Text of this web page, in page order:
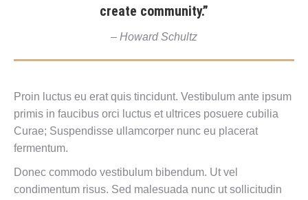
create community.”
– Howard Schultz
Proin luctus eu erat quis tincidunt. Vestibulum ante ipsum
primis in faucibus orci luctus et ultrices posuere cubilia
Curae; Suspendisse ullamcorper nunc eu placerat
fermentum.
Donec commodo vestibulum bibendum. Ut vel
condimentum risus. Sed malesuada nunc ut sollicitudin